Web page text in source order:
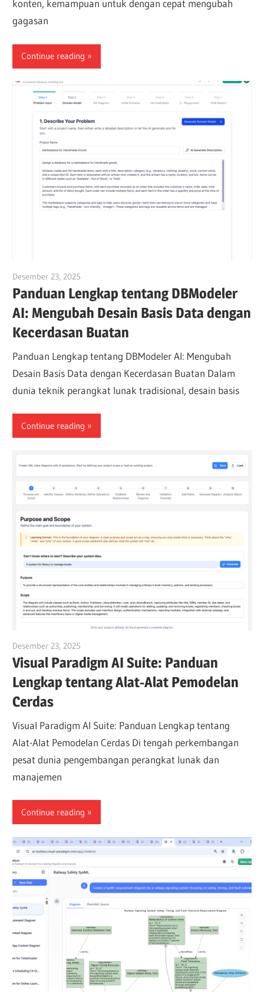
konten, kemampuan untuk dengan cepat mengubah
gagasan
Continue reading
Desember 23, 2025
Panduan Lengkap tentang DBModeler
AI: Mengubah Desain Basis Data dengan
Kecerdasan Buatan
Panduan Lengkap tentang DBModeler AI: Mengubah
Desain Basis Data dengan Kecerdasan Buatan Dalam
dunia teknik perangkat lunak tradisional, desain basis
Continue reading
Desember 23, 2025
Visual Paradigm AI Suite: Panduan
Lengkap tentang Alat-Alat Pemodelan
Cerdas
Visual Paradigm AI Suite: Panduan Lengkap tentang
Alat-Alat Pemodelan Cerdas Di tengah perkembangan
pesat dunia pengembangan perangkat lunak dan
manajemen
Continue reading